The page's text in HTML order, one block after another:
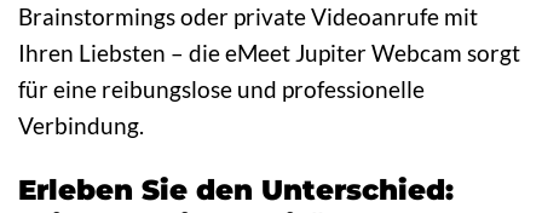
Brainstormings oder private Videoanrufe mit
Ihren Liebsten – die eMeet Jupiter Webcam sorgt
für eine reibungslose und professionelle
Verbindung.
Erleben Sie den Unterschied: